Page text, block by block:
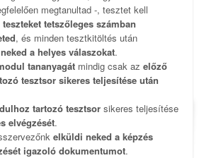
megtanultad -, tesztet kell
teszteket tetszőleges számban
, és minden tesztkitöltés után
a helyes válaszokat.
tananyagát mindig csak az előző
tesztsor sikeres teljesítése után
tartozó tesztsor sikeres teljesítése
elvégzését.
elküldi neked a képzés
igazoló dokumentumot.